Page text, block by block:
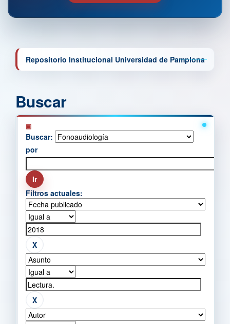
Repositorio Institucional Universidad de Pamplona
Buscar
Buscar:
por
Filtros actuales: